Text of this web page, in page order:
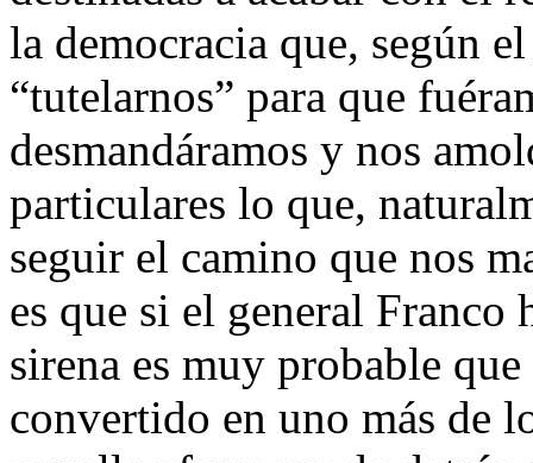
la democracia que, según
“tutelarnos” para que
desmandáramos y nos
particulares lo que,
seguir el camino que nos
es que si el general Franco
sirena es muy probable
convertido en uno más de